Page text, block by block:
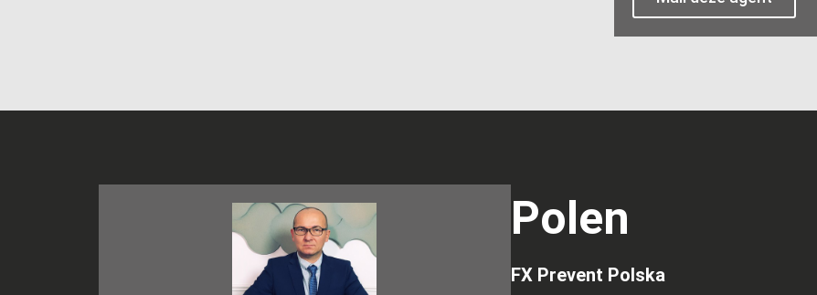
Polen
FX Prevent Polska